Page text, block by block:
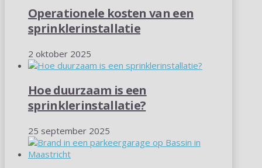
Operationele kosten van een
sprinklerinstallatie
2 oktober 2025
Hoe duurzaam is een
sprinklerinstallatie?
25 september 2025